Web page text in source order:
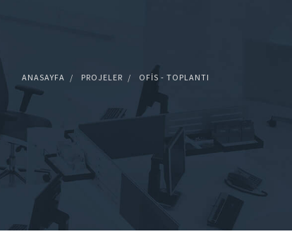
ANASAYFA PROJELER OFIS - TOPLANTI